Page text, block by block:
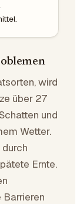
wird
über 27
und
Wetter.
Ernte.